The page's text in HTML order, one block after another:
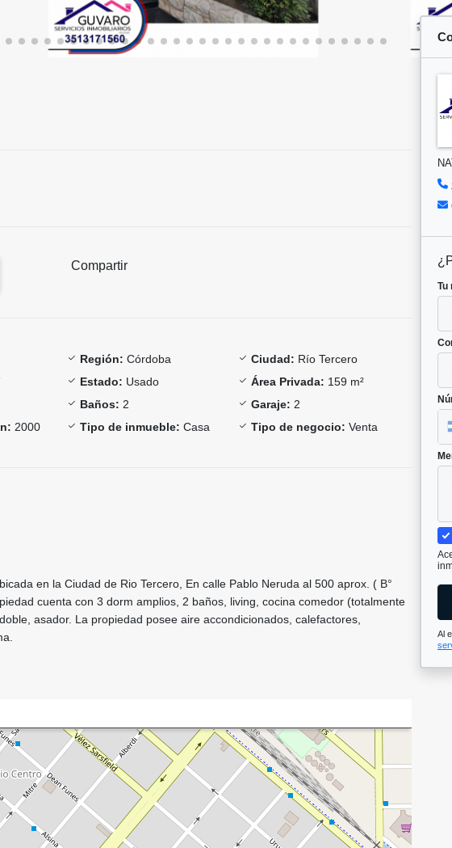
Compartir
Región: Córdoba Ciudad: Río Tercero
Estado: Usado Área Privada: 159 m²
Baños: 2 Garaje: 2
2000 Tipo de inmueble: Casa Tipo de negocio: Venta
en la Ciudad de Rio Tercero, En calle Pablo Neruda al 500 aprox. ( B°
cuenta con 3 dorm amplios, 2 baños, living, cocina comedor (totalmente
asador. La propiedad posee aire accondicionados, calefactores,
Tu
Al